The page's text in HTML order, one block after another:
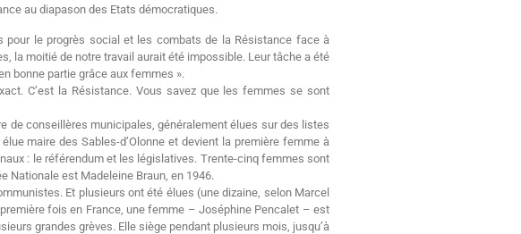
au diapason des Etats démocratiques.
pour le progrès social et les combats de la Résistance face à
la moitié de notre travail aurait été impossible. Leur tâche a été
bonne partie grâce aux femmes ».
C’est la Résistance. Vous savez que les femmes se sont
de conseillères municipales, généralement élues sur des listes
maire des Sables-d’Olonne et devient la première femme à
: le référendum et les législatives. Trente-cinq femmes sont
Nationale est Madeleine Braun, en 1946.
Et plusieurs ont été élues (une dizaine, selon Marcel
fois en France, une femme – Joséphine Pencalet – est
grandes grèves. Elle siège pendant plusieurs mois, jusqu’à